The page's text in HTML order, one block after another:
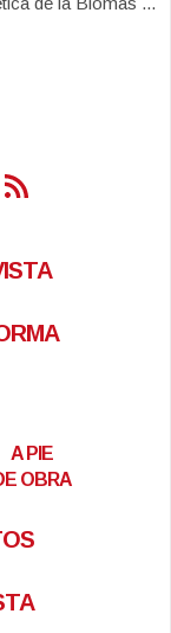
Feed RSS
A PIE
OBRA